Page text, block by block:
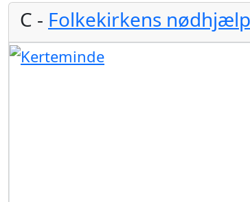
C - Folkekirkens